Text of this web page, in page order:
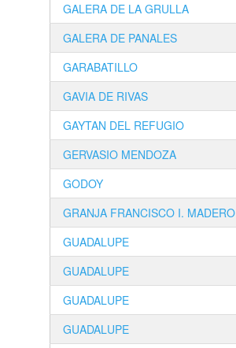
GALERA DE LA GRULLA
GALERA DE PANALES
GARABATILLO
GAVIA DE RIVAS
GAYTAN DEL REFUGIO
GERVASIO MENDOZA
GODOY
GRANJA FRANCISCO I. MADERO
GUADALUPE
GUADALUPE
GUADALUPE
GUADALUPE